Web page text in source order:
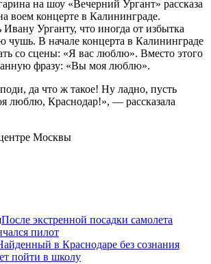
на шоу «Вечерний Ургант» рассказа
воем концерте в Калининграде.
Урганту, что иногда от избытка
чушь. В начале концерта в Калининграде
со сцены: «Я вас люблю». Вместо этого
фразу: «Вы моя люблю».
да что ж такое! Ну ладно, пусть
люблю, Краснодар!», — рассказала
Москвы
После экстренной посадки самолета
пилот
в Краснодаре без сознания
пойти в школу